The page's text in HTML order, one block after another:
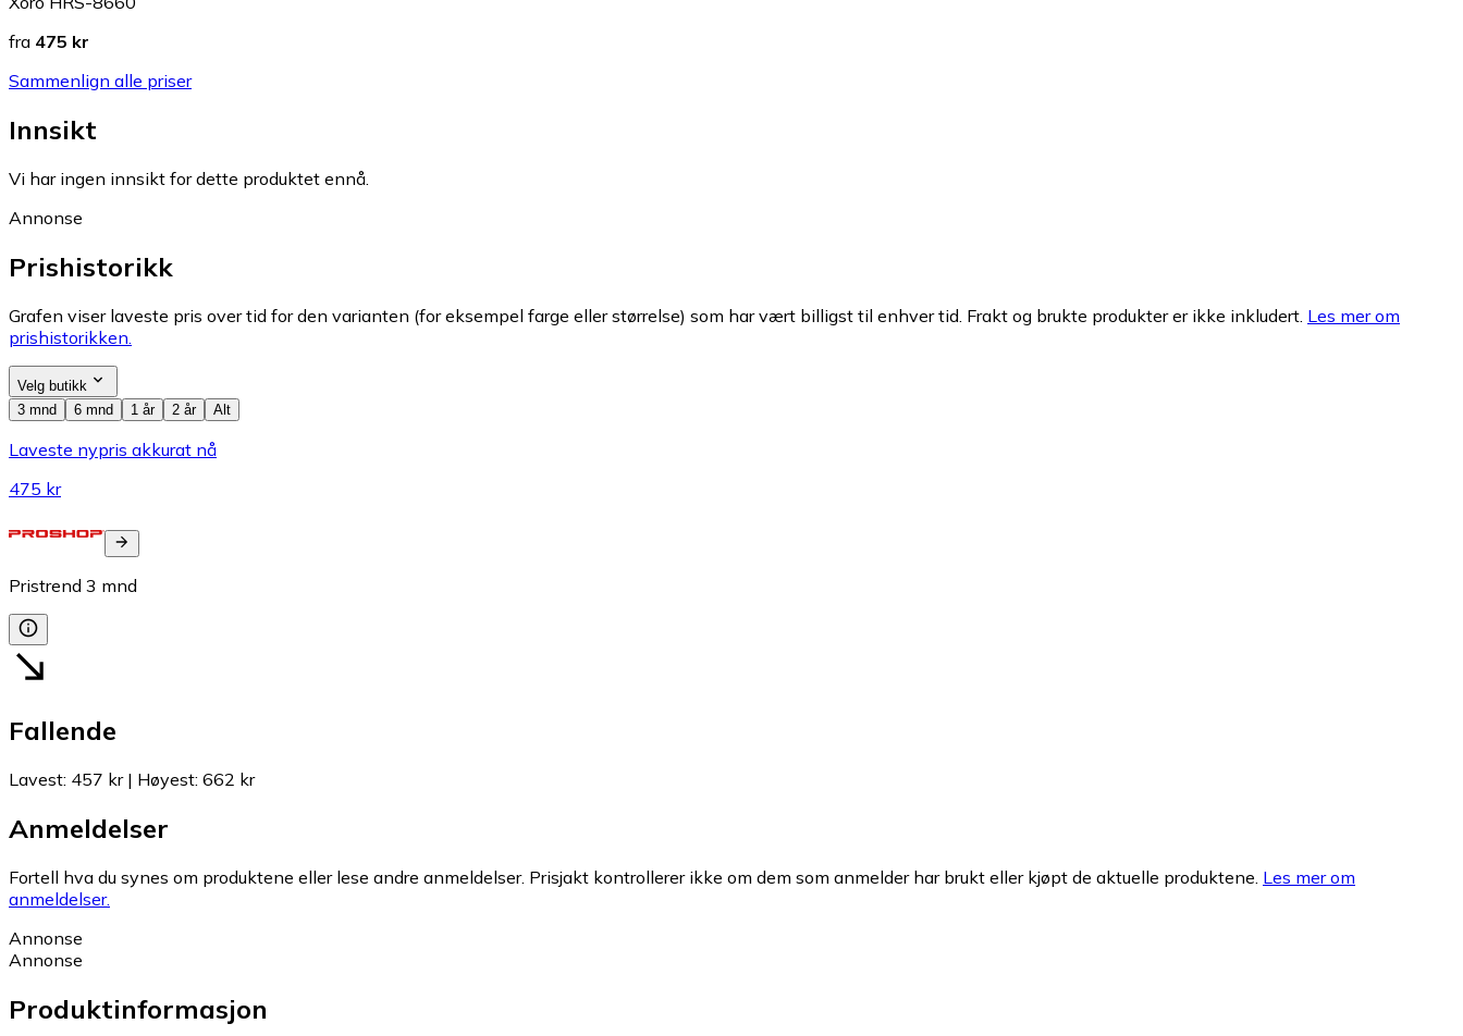
fra 475 kr
Sammenlign alle priser
Innsikt
Vi har ingen innsikt for dette produktet ennå.
Annonse
Prishistorikk
Grafen viser laveste pris over tid for den varianten (for eksempel farge eller størrelse) som har vært billigst til enhver tid. Frakt og brukte produkter er ikke inkludert. Les mer om
prishistorikken.
Velg butikk
3 mnd
6 mnd 1 år 2 år Alt
Laveste nypris akkurat nå
475 kr
Pristrend 3 mnd
Fallende
Lavest: 457 kr| Høyest: 662 kr
Anmeldelser
Fortell hva du synes om produktene eller lese andre anmeldelser. Prisjakt kontrollerer ikke om dem som anmelder har brukt eller kjøpt de aktuelle produktene. Les mer om
anmeldelser.
Annonse
Annonse
Produktinformasjon